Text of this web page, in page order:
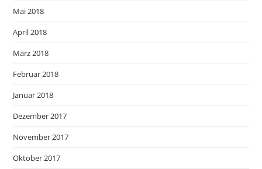
Mai 2018
April 2018
März 2018
Februar 2018
Januar 2018
Dezember 2017
November 2017
Oktober 2017